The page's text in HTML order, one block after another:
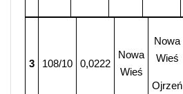
3 108/10 0,0222
Nowa
Wieś
Nowa
Wieś
Ojrzeń